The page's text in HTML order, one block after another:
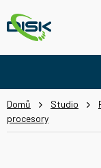
na
obsah
Domů Studio
procesory